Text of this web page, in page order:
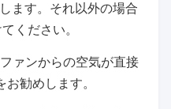
ます。それ以外の場合
ください。
ァンからの空気が直接
勧めします。